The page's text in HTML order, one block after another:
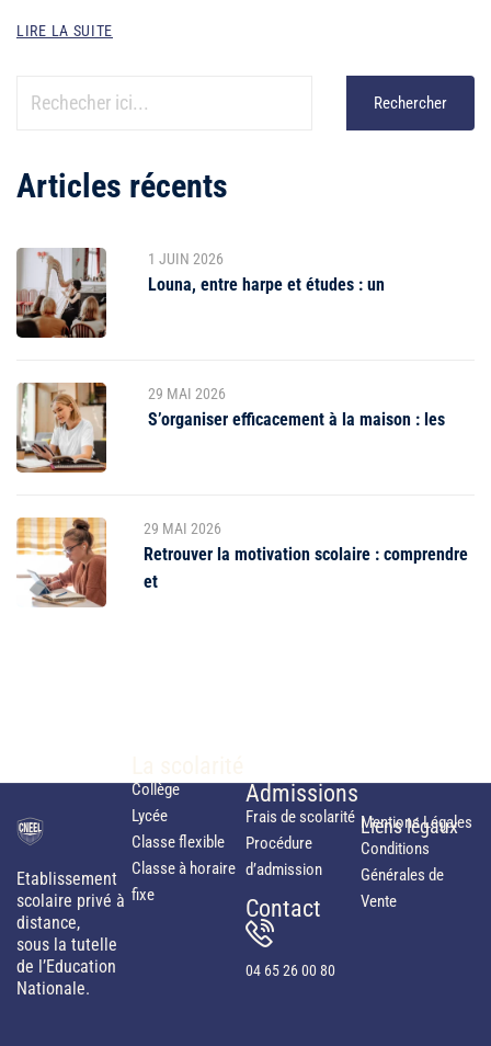
LIRE LA SUITE
Rechercher
Articles récents
1 JUIN 2026
Louna, entre harpe et études : un
29 MAI 2026
S’organiser efficacement à la maison : les
29 MAI 2026
Retrouver la motivation scolaire : comprendre
et
Etablissement
scolaire privé à
distance,
sous la tutelle
de l’Education
Nationale.
Collège
Lycée
Classe flexible
Classe à horaire
fixe
Admissions
Frais de scolarité
Procédure
d’admission
Contact
04 65 26 00 80
Liens légaux
Mentions Légales
Conditions
Générales de
Vente